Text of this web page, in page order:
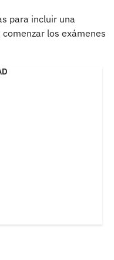
para incluir una
los exámenes